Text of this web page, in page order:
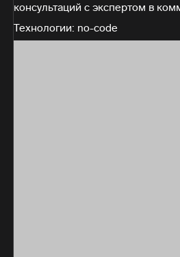
консультаций с экспертом в
Технологии: no-code